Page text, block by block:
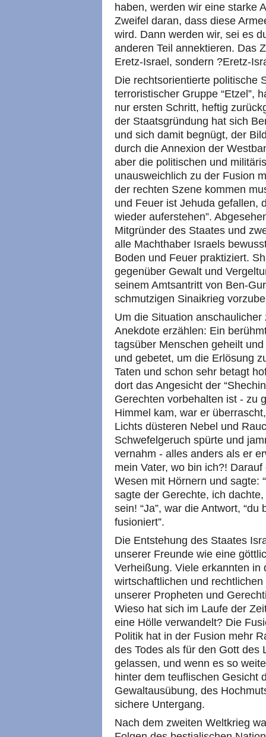
haben, werden wir eine starke
Zweifel daran, dass diese
wird. Dann werden wir, sei es
anderen Teil annektieren. Das
Eretz-Israel, sondern ?Eretz-
Die rechtsorientierte politische
terroristischer Gruppe “Etzel”,
nur ersten Schritt, heftig
der Staatsgründung hat sich
und sich damit begnügt, der
durch die Annexion der
aber die politischen und
unausweichlich zu der Fusion
der rechten Szene kommen
und Feuer ist Jehuda gefallen,
wieder auferstehen”.
Mitgründer des Staates und
alle Machthaber Israels
Boden und Feuer praktiziert.
gegenüber Gewalt und
seinem Amtsantritt von Ben-
schmutzigen Sinaikrieg
Um die Situation
Anekdote erzählen: Ein
tagsüber Menschen geheilt
und gebetet, um die Erlösung
Taten und schon sehr betagt
dort das Angesicht der
Gerechten vorbehalten ist - zu
Himmel kam, war er
Lichts düsteren Nebel und
Schwefelgeruch spürte und
vernahm - alles anders als er
mein Vater, wo bin ich?!
Wesen mit Hörnern und sagte:
sagte der Gerechte, ich
sein! “Ja”, war die Antwort,
fusioniert”.
Die Entstehung des Staates
unserer Freunde wie eine
Verheißung. Viele erkannten
wirtschaftlichen und
unserer Propheten und
Wieso hat sich im Laufe der
eine Hölle verwandelt? Die
Politik hat in der Fusion mehr
des Todes als für den Gott des
gelassen, und wenn es so
hinter dem teuflischen Gesicht
Gewaltausübung, des
sichere Untergang.
Nach dem zweiten Weltkrieg